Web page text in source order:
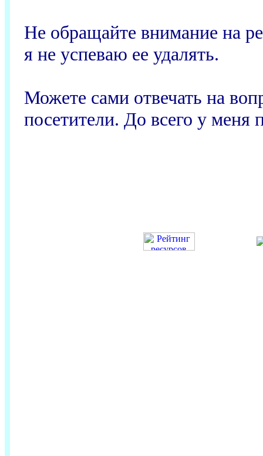
Не обращайте внимание на
я не успеваю ее удалять.
Можете сами отвечать на
посетители. До всего у меня